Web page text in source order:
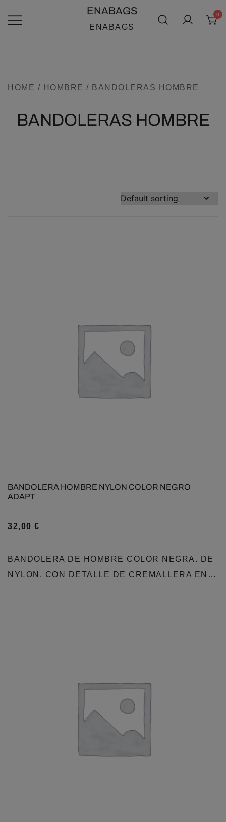
AL
ENABAGS
ENABAGS
0
HOME / HOMBRE / BANDOLERAS HOMBRE
BANDOLERAS HOMBRE
BANDOLERA HOMBRE NYLON COLOR NEGRO
ADAPT
32,00 €
BANDOLERA DE HOMBRE COLOR NEGRA. DE
NYLON, CON DETALLE DE CREMALLERA EN…